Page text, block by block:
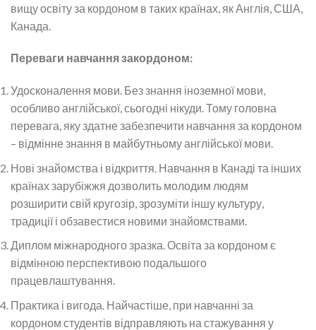
вищу освіту за кордоном в таких країнах, як Англія, США,
Канада.
Переваги навчання закордоном:
Удосконалення мови. Без знання іноземної мови,
особливо англійської, сьогодні нікуди. Тому головна
перевага, яку здатне забезпечити навчання за кордоном
– відмінне знання в майбутньому англійської мови.
Нові знайомства і відкриття. Навчання в Канаді та інших
країнах зарубіжжя дозволить молодим людям
розширити свій кругозір, зрозуміти іншу культуру,
традиції і обзавестися новими знайомствами.
Диплом міжнародного зразка. Освіта за кордоном є
відмінною перспективою подальшого
працевлаштування.
Практика і вигода. Найчастіше, при навчанні за
кордоном студентів відправляють на стажування у